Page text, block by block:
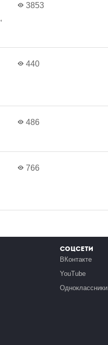
,
3853
440
486
766
Соцсети
ВКонтакте
YouTube
Одноклассники